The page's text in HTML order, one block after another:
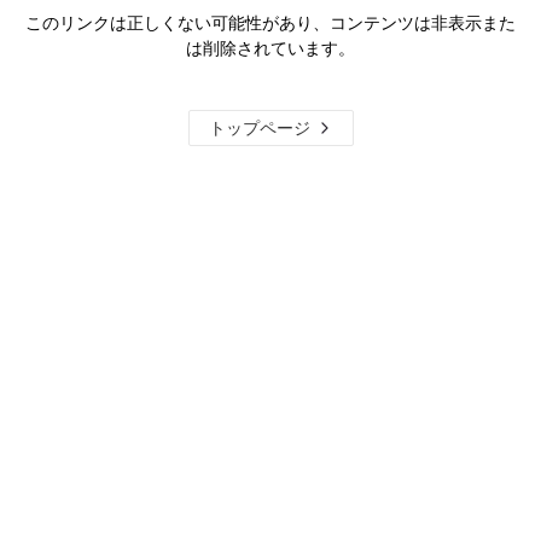
このリンクは正しくない可能性があり、コンテンツは非表示また
は削除されています。
トップページ